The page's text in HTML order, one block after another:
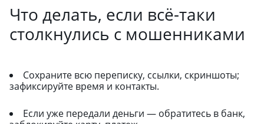
Что делать, если всё-таки
столкнулись с мошенниками
Сохраните всю переписку, ссылки, скриншоты;
зафиксируйте время и контакты.
Если уже передали деньги — обратитесь в банк,